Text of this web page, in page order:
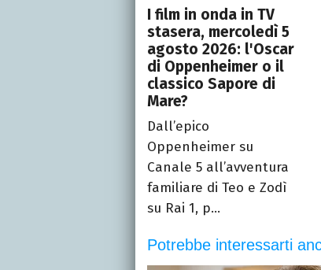
I film in onda in TV
stasera, mercoledì 5
agosto 2026: l'Oscar
di Oppenheimer o il
classico Sapore di
Mare?
Dall’epico
Oppenheimer su
Canale 5 all’avventura
familiare di Teo e Zodì
su Rai 1, p...